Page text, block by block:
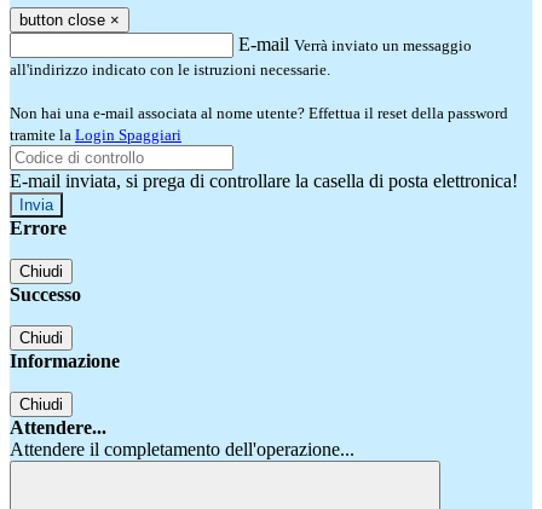
button close ×
E-mail Verrà inviato un messaggio
all'indirizzo indicato con le istruzioni necessarie.
Non hai una e-mail associata al nome utente? Effettua il reset della password
tramite la Login Spaggiari
E-mail inviata, si prega di controllare la casella di posta elettronica!
Errore
Chiudi
Successo
Chiudi
Informazione
Chiudi
Attendere...
Attendere il completamento dell'operazione...